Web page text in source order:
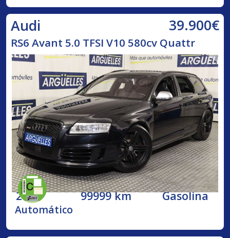
Audi 39.900€
RS6 Avant 5.0 TFSI V10 580cv Quattr
2009 99999 km Gasolina
Automático